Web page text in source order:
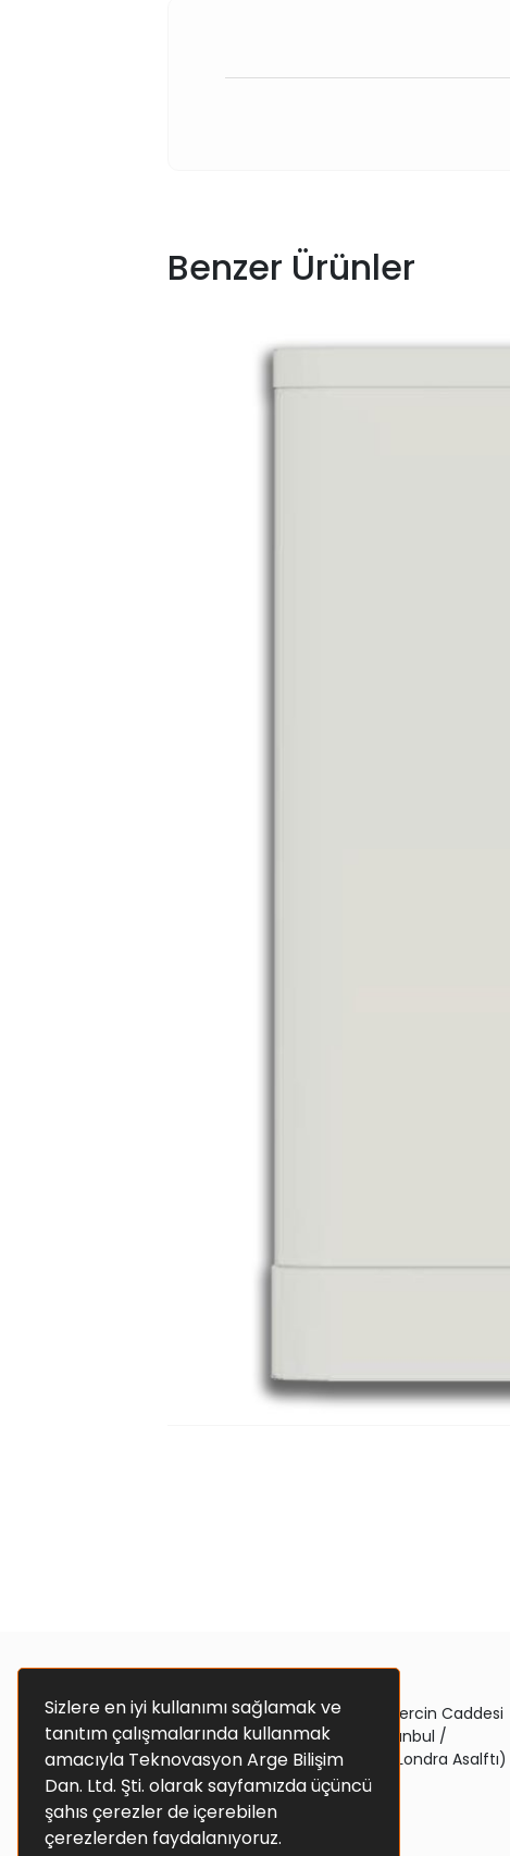
Sizlere en iyi kullanımı sağlamak ve
tanıtım çalışmalarında kullanmak
amacıyla Teknovasyon Arge Bilişim
Dan. Ltd. Şti. olarak sayfamızda üçüncü
şahıs çerezler de içerebilen
çerezlerden faydalanıyoruz.
Benzer Ürünler
Aktim 3 Ticaret Merkezi Güvercin Caddesi
Mavi zemin No:2/97 Avcılar İstanbul /
Gümüşpala Mah. E-5 Yanyol1 (Londra Asalftı)
Cad, No: 152b, 34
0544 917 56 76